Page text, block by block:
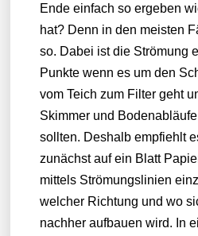
Ende einfach so ergeben
hat? Denn in den meisten
so. Dabei ist die Strömung
Punkte wenn es um den
vom Teich zum Filter geht
Skimmer und
sollten. Deshalb empfiehlt
zunächst auf ein Blatt
mittels Strömungslinien
welcher Richtung und wo
nachher aufbauen wird. In